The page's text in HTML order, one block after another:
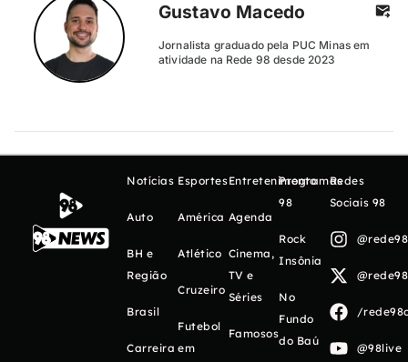
Gustavo Macedo
Jornalista graduado pela PUC Minas em
atividade na Rede 98 desde 2023
Notícias
Auto
BH e
Região
Brasil
Carreira
Esportes
América
Atlético
Cruzeiro
Futebol
em
Entretenimento
Agenda
Cinema,
TV e
Séries
Famosos
Programas
98
Rock
Insônia
No
Fundo
do Baú
Redes
Sociais 98
/
@98live